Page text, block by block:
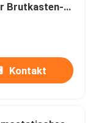
Brutkasten-
Kontakt